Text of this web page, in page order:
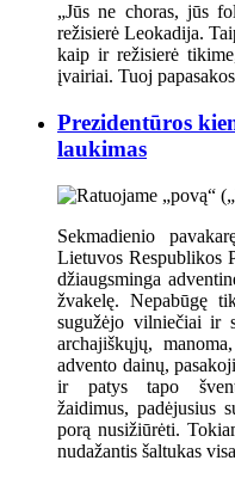
„Jūs ne choras, jūs
režisierė Leokadija.
kaip ir režisierė
įvairiai. Tuoj
Prezidentūros
laukimas
Sekmadienio
Lietuvos Respublikos
džiaugsminga
žvakelę. Nepabūgę
sugužėjo vilniečiai ir
archajiškųjų,
advento dainų,
ir patys tapo
žaidimus, padėjusius
porą nusižiūrėti.
nudažantis šaltukas